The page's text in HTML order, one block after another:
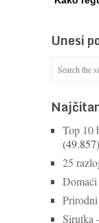
Unesi
Top 10
(49.857)
25
Domaći
Sirutka